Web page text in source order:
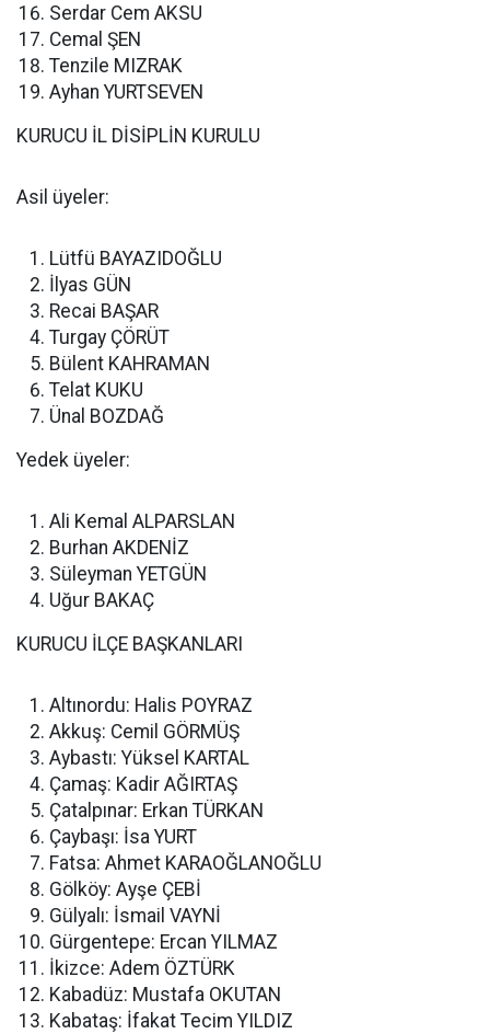
Serdar Cem AKSU
Cemal ŞEN
Tenzile MIZRAK
Ayhan YURTSEVEN
KURUCU İL DİSİPLİN KURULU
Asil üyeler:
Lütfü BAYAZIDOĞLU
İlyas GÜN
Recai BAŞAR
Turgay ÇÖRÜT
Bülent KAHRAMAN
Telat KUKU
Ünal BOZDAĞ
Yedek üyeler:
Ali Kemal ALPARSLAN
Burhan AKDENİZ
Süleyman YETGÜN
Uğur BAKAÇ
KURUCU İLÇE BAŞKANLARI
Altınordu: Halis POYRAZ
Akkuş: Cemil GÖRMÜŞ
Aybastı: Yüksel KARTAL
Çamaş: Kadir AĞIRTAŞ
Çatalpınar: Erkan TÜRKAN
Çaybaşı: İsa YURT
Fatsa: Ahmet KARAOĞLANOĞLU
Gölköy: Ayşe ÇEBİ
Gülyalı: İsmail VAYNİ
Gürgentepe: Ercan YILMAZ
İkizce: Adem ÖZTÜRK
Kabadüz: Mustafa OKUTAN
Kabataş: İfakat Tecim YILDIZ